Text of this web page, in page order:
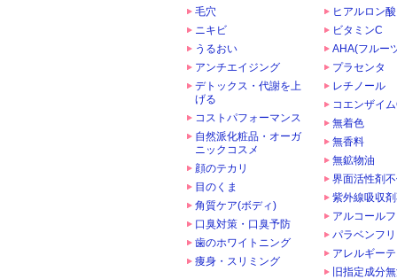
毛穴
ニキビ
うるおい
アンチエイジング
デトックス・代謝を上
げる
コストパフォーマンス
自然派化粧品・オーガ
ニックコスメ
顔のテカリ
目のくま
角質ケア(ボディ)
口臭対策・口臭予防
歯のホワイトニング
痩身・スリミング
ヒアルロン酸
ビタミンC
AHA(フルー
プラセンタ
レチノール
コエンザイ
無着色
無香料
無鉱物油
界面活性剤
紫外線吸収
アルコール
パラベンフ
アレルギー
旧指定成分